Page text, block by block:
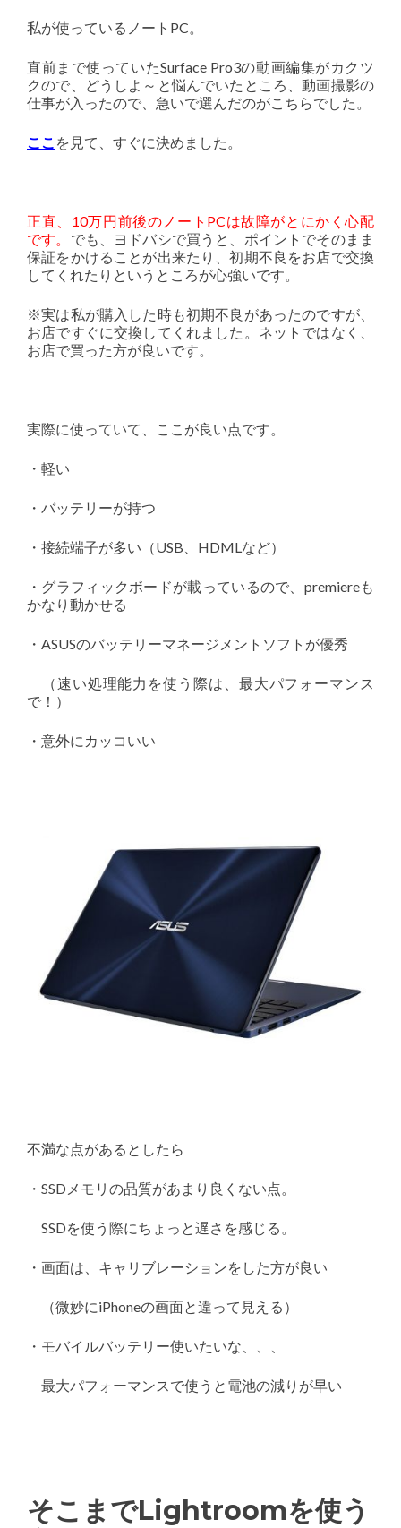
私が使っているノートPC。
直前まで使っていたSurface Pro3の動画編集がカクツ
クので、どうしよ～と悩んでいたところ、動画撮影の
仕事が入ったので、急いで選んだのがこちらでした。
ここ を見て、すぐに決めました。
正直、10万円前後のノートPCは故障がとにかく心配
です。 でも、ヨドバシで買うと、ポイントでそのまま
保証をかけることが出来たり、初期不良をお店で交換
してくれたりというところが心強いです。
※実は私が購入した時も初期不良があったのですが、
お店ですぐに交換してくれました。ネットではなく、
お店で買った方が良いです。
実際に使っていて、ここが良い点です。
・軽い
・バッテリーが持つ
・接続端子が多い（USB、HDMLなど）
・グラフィックボードが載っているので、premiereも
かなり動かせる
・ASUSのバッテリーマネージメントソフトが優秀
（速い処理能力を使う際は、最大パフォーマンス
で！）
・意外にカッコいい
不満な点があるとしたら
・SSDメモリの品質があまり良くない点。
SSDを使う際にちょっと遅さを感じる。
・画面は、キャリブレーションをした方が良い
（微妙にiPhoneの画面と違って見える）
・モバイルバッテリー使いたいな、、、
最大パフォーマンスで使うと電池の減りが早い
そこまでLightroomを使う